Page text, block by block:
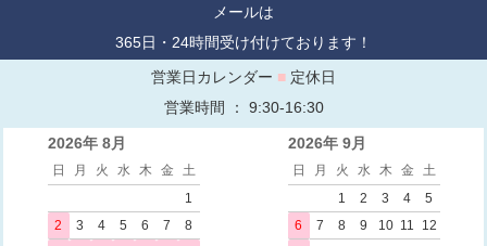
メールは
365日・24時間受け付けております！
営業日カレンダー ■ 定休日
営業時間 ： 9:30-16:30
2026年 8月
日 月 火 水 木 金
土
1
2
3 4 5 6 7
8
2026年 9月
日 月 火 水 木 金
土
1
2 3 4
5
6
7 8 9 10 11
12